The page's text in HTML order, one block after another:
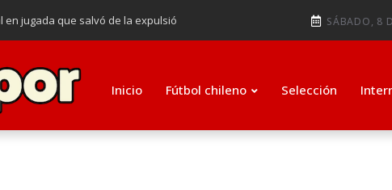
en jugada que salvó de la expulsió
de clasificar a octavos de
como su nuevo entrenador para
SÁBADO, 8
Inicio Fútbol chileno Selección